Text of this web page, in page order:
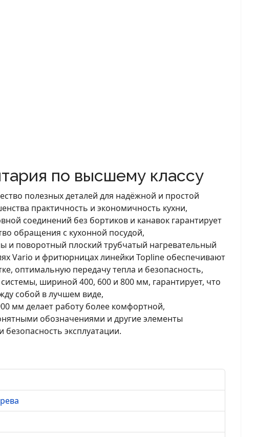
по высшему классу
полезных деталей для надёжной и простой
практичность и экономичность кухни,
соединений без бортиков и канавок гарантирует
обращения с кухонной посудой,
поворотный плоский трубчатый нагревательный
Vario и фритюрницах линейки Topline обеспечивают
оптимальную передачу тепла и безопасность,
шириной 400, 600 и 800 мм, гарантирует, что
собой в лучшем виде,
мм делает работу более комфортной,
обозначениями и другие элементы
эксплуатации.